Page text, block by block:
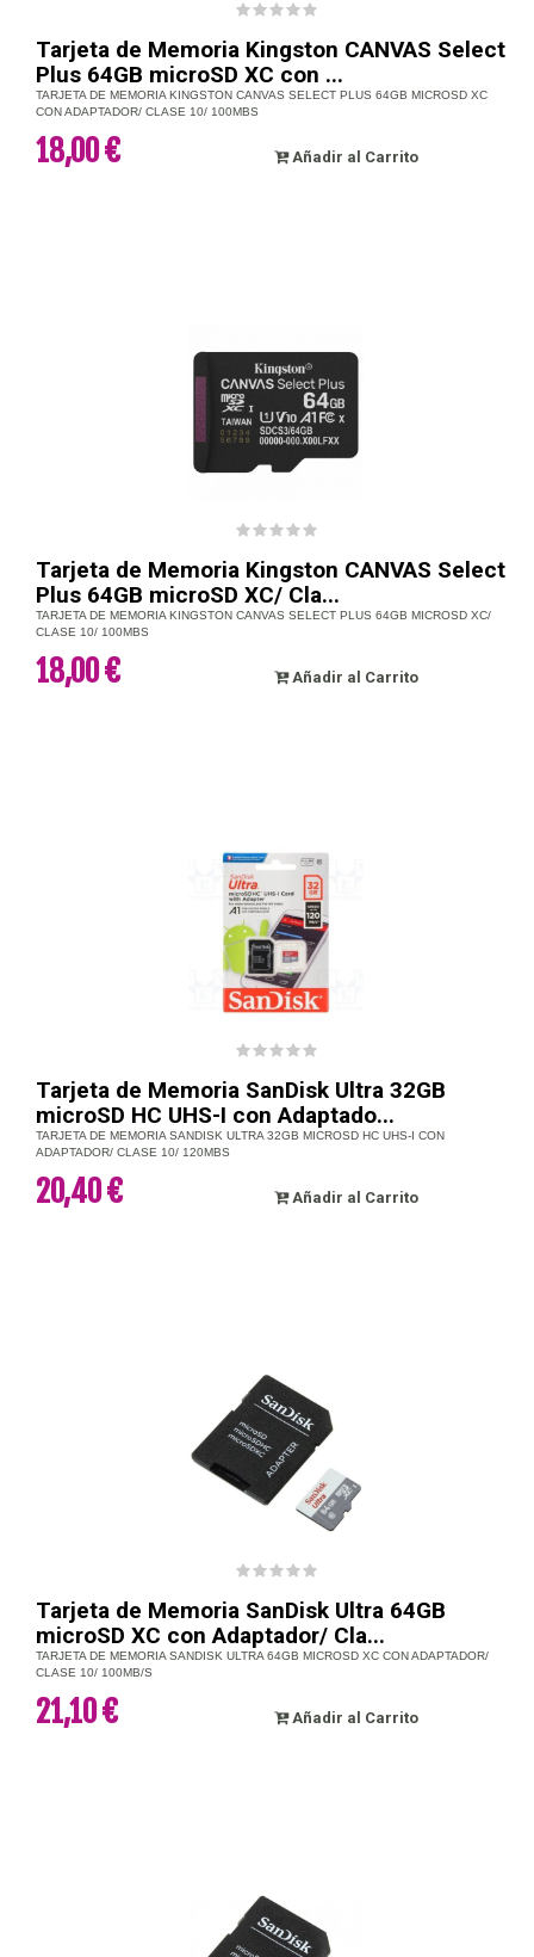
Tarjeta de Memoria Kingston CANVAS Select
Plus 64GB microSD XC con ...
TARJETA DE MEMORIA KINGSTON CANVAS SELECT PLUS 64GB MICROSD XC
CON ADAPTADOR/ CLASE 10/ 100MBS
18,00 € Añadir al Carrito
Tarjeta de Memoria Kingston CANVAS Select
Plus 64GB microSD XC/ Cla...
TARJETA DE MEMORIA KINGSTON CANVAS SELECT PLUS 64GB MICROSD XC/
CLASE 10/ 100MBS
18,00 € Añadir al Carrito
Tarjeta de Memoria SanDisk Ultra 32GB
microSD HC UHS-I con Adaptado...
TARJETA DE MEMORIA SANDISK ULTRA 32GB MICROSD HC UHS-I CON
ADAPTADOR/ CLASE 10/ 120MBS
20,40 € Añadir al Carrito
Tarjeta de Memoria SanDisk Ultra 64GB
microSD XC con Adaptador/ Cla...
TARJETA DE MEMORIA SANDISK ULTRA 64GB MICROSD XC CON ADAPTADOR/
CLASE 10/ 100MB/S
21,10 € Añadir al Carrito